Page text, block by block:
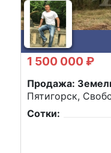
1 500 000 ₽
Продажа:
Пятигорск,
Сотки: